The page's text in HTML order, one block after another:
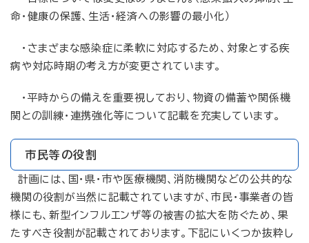
命・健康の保護、生活・経済への影響の最小化）
・さまざまな感染症に柔軟に対応するため、対象とする疾
病や対応時期の考え方が変更されています。
・平時からの備えを重要視しており、物資の備蓄や関係機
関との訓練・連携強化等について記載を充実しています。
市民等の役割
計画には、国・県・市や医療機関、消防機関などの公共的な
機関の役割が当然に記載されていますが、市民・事業者の皆
様にも、新型インフルエンザ等の被害の拡大を防ぐため、果
たすべき役割が記載されております。下記にいくつか抜粋し